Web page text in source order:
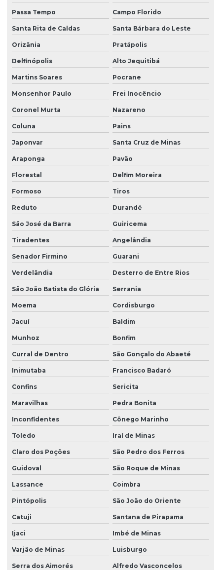
Passa Tempo Campo Florido
Santa Rita de Caldas Santa Bárbara do Leste
Orizânia Pratápolis
Delfinópolis Alto Jequitibá
Martins Soares Pocrane
Monsenhor Paulo Frei Inocêncio
Coronel Murta Nazareno
Coluna Pains
Japonvar Santa Cruz de Minas
Araponga Pavão
Florestal Delfim Moreira
Formoso Tiros
Reduto Durandé
São José da Barra Guiricema
Tiradentes Angelândia
Senador Firmino Guarani
Verdelândia Desterro de Entre Rios
São João Batista do Glória Serrania
Moema Cordisburgo
Jacuí Baldim
Munhoz Bonfim
Curral de Dentro São Gonçalo do Abaeté
Inimutaba Francisco Badaró
Confins Sericita
Maravilhas Pedra Bonita
Inconfidentes Cônego Marinho
Toledo Iraí de Minas
Claro dos Poções São Pedro dos Ferros
Guidoval São Roque de Minas
Lassance Coimbra
Pintópolis São João do Oriente
Catuji Santana de Pirapama
Ijaci Imbé de Minas
Varjão de Minas Luisburgo
Serra dos Aimorés Alfredo Vasconcelos